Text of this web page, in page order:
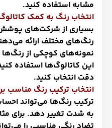
مشابه استفاده کنید.
انتخاب رنگ به کمک
بسیاری از شرکت‌های پوشش
رنگ‌های مختلف ارائه
نمونه‌های کوچکی از
این کاتالوگ‌ها استفاده
دقت انتخاب کنید.
انتخاب ترکیب رنگ مناسب
ترکیب رنگ‌ها می‌تواند
به شدت تغییر دهد. برای